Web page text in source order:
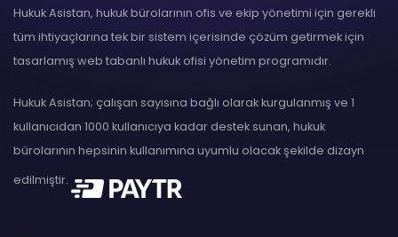
Hukuk Asistan, hukuk bürolarının ofis ve ekip yönetimi için gerekli
tüm ihtiyaçlarına tek bir sistem içerisinde çözüm getirmek için
tasarlamış web tabanlı hukuk ofisi yönetim programıdır.
Hukuk Asistan; çalışan sayısına bağlı olarak kurgulanmış ve 1
kullanıcıdan 1000 kullanıcıya kadar destek sunan, hukuk
bürolarının hepsinin kullanımına uyumlu olacak şekilde dizayn
edilmiştir.